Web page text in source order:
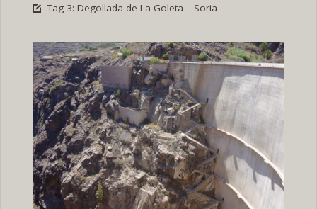
sizeTag 3: Degollada de La Goleta – Soria